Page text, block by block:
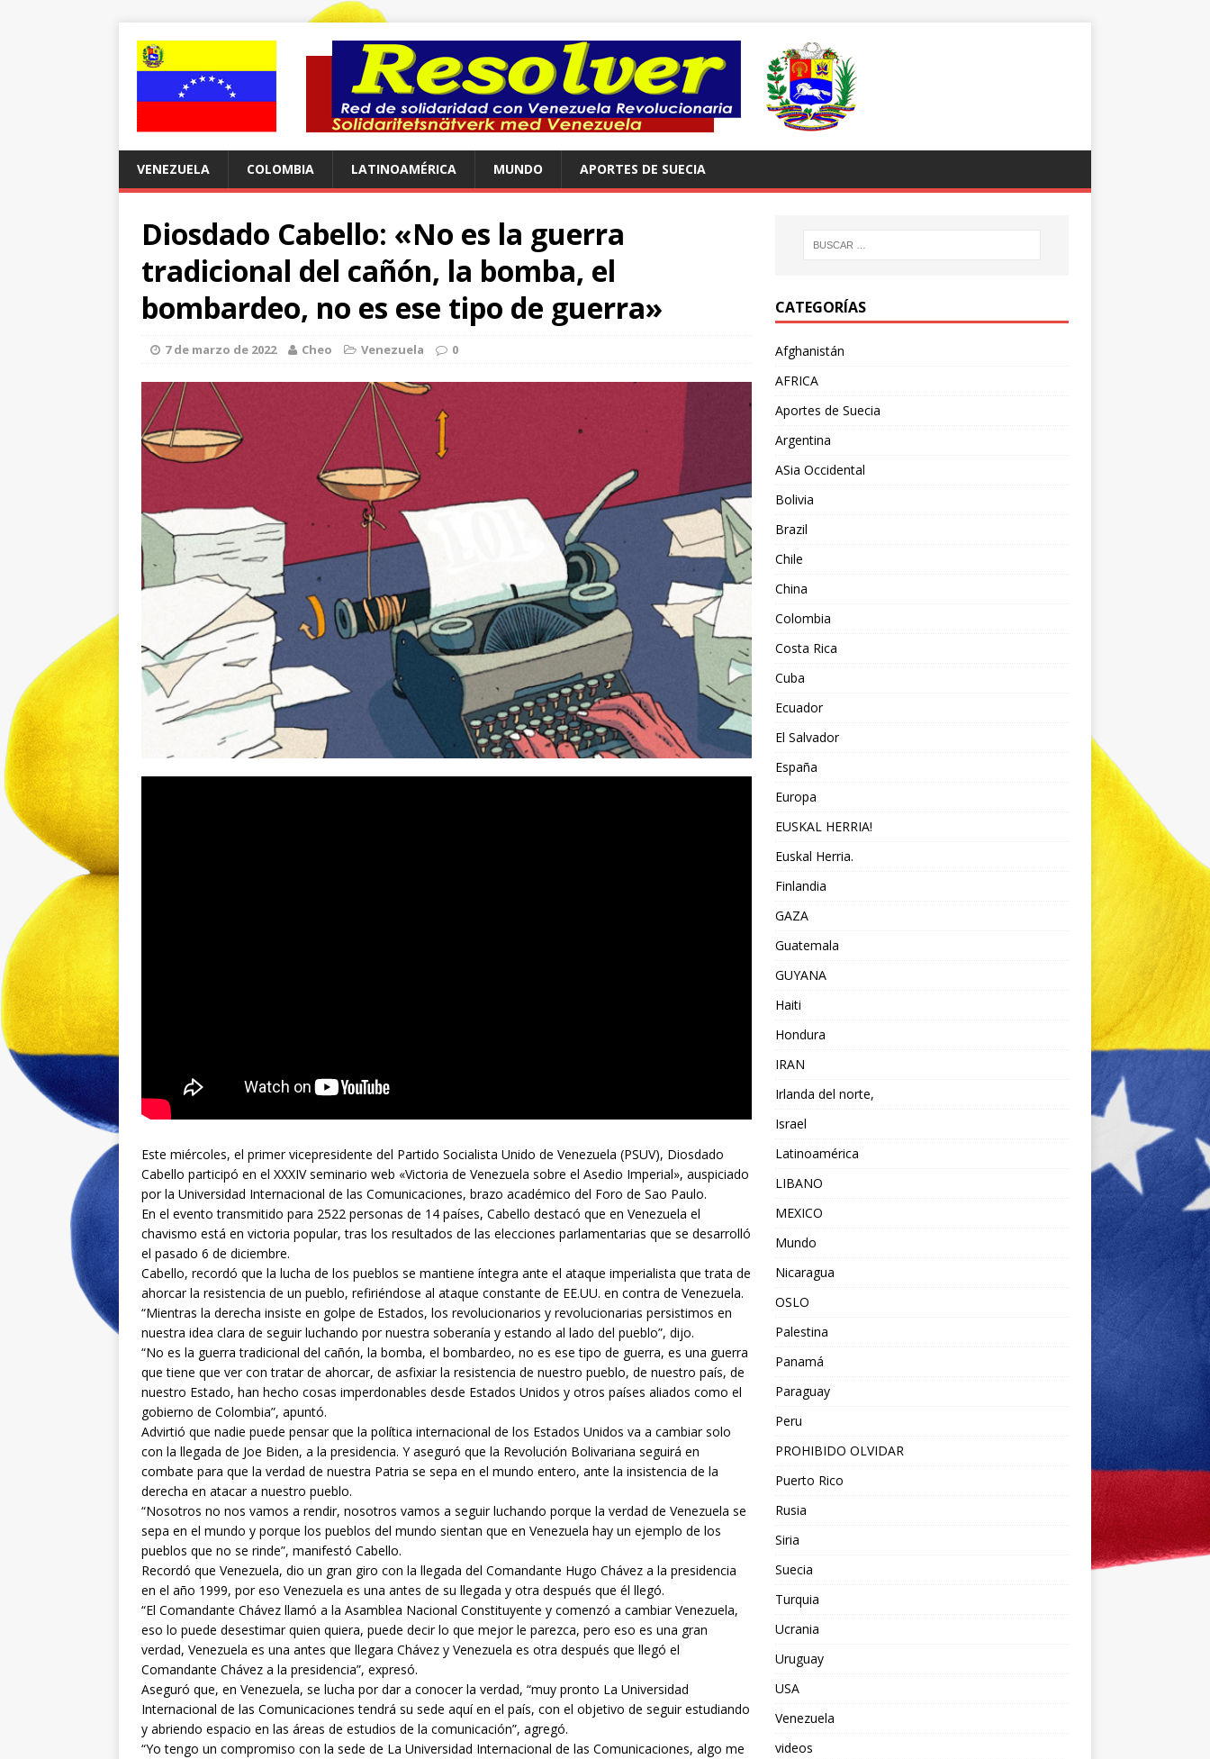
VENEZUELA COLOMBIA LATINOAMÉRICA MUNDO APORTES DE SUECIA
Diosdado Cabello: «No es la guerra
tradicional del cañón, la bomba, el
bombardeo, no es ese tipo de guerra»
7 de marzo de 2022 Cheo Venezuela 0
Este miércoles, el primer vicepresidente del Partido Socialista Unido de Venezuela (PSUV), Diosdado
Cabello participó en el XXXIV seminario web «Victoria de Venezuela sobre el Asedio Imperial», auspiciado
por la Universidad Internacional de las Comunicaciones, brazo académico del Foro de Sao Paulo.
En el evento transmitido para 2522 personas de 14 países, Cabello destacó que en Venezuela el
chavismo está en victoria popular, tras los resultados de las elecciones parlamentarias que se desarrolló
el pasado 6 de diciembre.
Cabello, recordó que la lucha de los pueblos se mantiene íntegra ante el ataque imperialista que trata de
ahorcar la resistencia de un pueblo, refiriéndose al ataque constante de EE.UU. en contra de Venezuela.
“Mientras la derecha insiste en golpe de Estados, los revolucionarios y revolucionarias persistimos en
nuestra idea clara de seguir luchando por nuestra soberanía y estando al lado del pueblo”, dijo.
“No es la guerra tradicional del cañón, la bomba, el bombardeo, no es ese tipo de guerra, es una guerra
que tiene que ver con tratar de ahorcar, de asfixiar la resistencia de nuestro pueblo, de nuestro país, de
nuestro Estado, han hecho cosas imperdonables desde Estados Unidos y otros países aliados como el
gobierno de Colombia”, apuntó.
Advirtió que nadie puede pensar que la política internacional de los Estados Unidos va a cambiar solo
con la llegada de Joe Biden, a la presidencia. Y aseguró que la Revolución Bolivariana seguirá en
combate para que la verdad de nuestra Patria se sepa en el mundo entero, ante la insistencia de la
derecha en atacar a nuestro pueblo.
“Nosotros no nos vamos a rendir, nosotros vamos a seguir luchando porque la verdad de Venezuela se
sepa en el mundo y porque los pueblos del mundo sientan que en Venezuela hay un ejemplo de los
pueblos que no se rinde”, manifestó Cabello.
Recordó que Venezuela, dio un gran giro con la llegada del Comandante Hugo Chávez a la presidencia
en el año 1999, por eso Venezuela es una antes de su llegada y otra después que él llegó.
“El Comandante Chávez llamó a la Asamblea Nacional Constituyente y comenzó a cambiar Venezuela,
eso lo puede desestimar quien quiera, puede decir lo que mejor le parezca, pero eso es una gran
verdad, Venezuela es una antes que llegara Chávez y Venezuela es otra después que llegó el
Comandante Chávez a la presidencia”, expresó.
Aseguró que, en Venezuela, se lucha por dar a conocer la verdad, “muy pronto La Universidad
Internacional de las Comunicaciones tendrá su sede aquí en el país, con el objetivo de seguir estudiando
y abriendo espacio en las áreas de estudios de la comunicación”, agregó.
“Yo tengo un compromiso con la sede de La Universidad Internacional de las Comunicaciones, algo me
CATEGORÍAS
Afghanistán
AFRICA
Aportes de Suecia
Argentina
ASia Occidental
Bolivia
Brazil
Chile
China
Colombia
Costa Rica
Cuba
Ecuador
El Salvador
España
Europa
EUSKAL HERRIA!
Euskal Herria.
Finlandia
GAZA
Guatemala
GUYANA
Haiti
Hondura
IRAN
Irlanda del norte,
Israel
Latinoamérica
LIBANO
MEXICO
Mundo
Nicaragua
OSLO
Palestina
Panamá
Paraguay
Peru
PROHIBIDO OLVIDAR
Puerto Rico
Rusia
Siria
Suecia
Turquia
Ucrania
Uruguay
USA
Venezuela
videos